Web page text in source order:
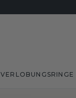
VERLOBUNGSRINGE